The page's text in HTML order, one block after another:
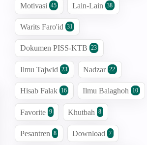
Motivasi 45 Lain-Lain 38
Warits Faro'id 31
Dokumen PISS-KTB 23
Ilmu Tajwid 23 Nadzar 22
Hisab Falak 16 Ilmu Balaghoh 10
Favorite 9 Khutbah 8
Pesantren 8 Download 7